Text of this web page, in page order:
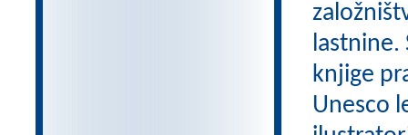
lastnine.
knjige
Unesco